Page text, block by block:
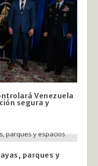
Venezuela
segura y
parques y